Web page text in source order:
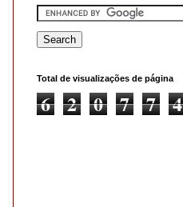
Total de visualizações de página
6 2 0 7 7 4